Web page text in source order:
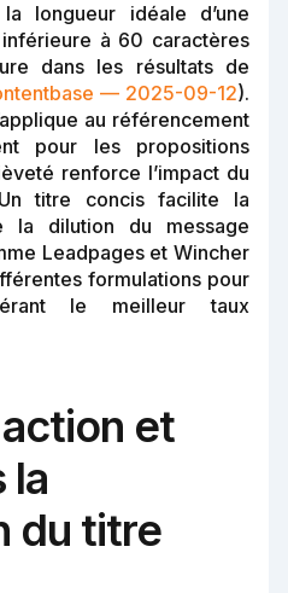
la longueur idéale d’une
à 60 caractères
dans les résultats de
— 2025-09-12).
au référencement
pour les propositions
renforce l’impact du
titre concis facilite la
la dilution du message
Leadpages et Wincher
formulations pour
le meilleur taux
et
la
du titre